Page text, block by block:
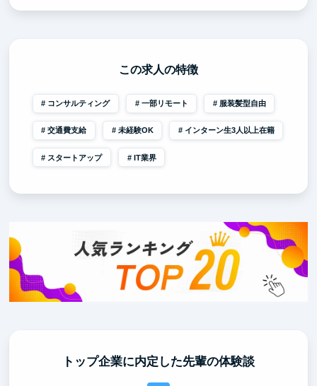
この求人の特徴
コンサルティング 一部リモート 服装髪型自由
交通費支給 未経験OK インターン生3人以上在籍
スタートアップ IT業界
トップ企業に内定した先輩の体験談